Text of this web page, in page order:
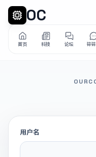
OC
首页 科技 论坛 碎
用户名